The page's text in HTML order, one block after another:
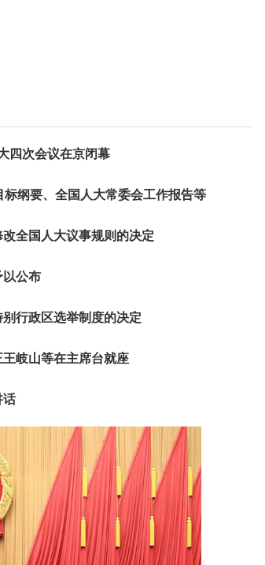
四次会议在京闭幕
纲要、全国人大常委会工作报告等
全国人大议事规则的决定
以公布
行政区选举制度的决定
岐山等在主席台就座
话